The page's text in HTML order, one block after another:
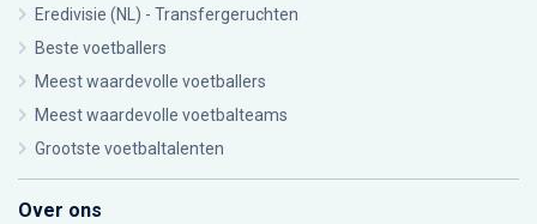
Eredivisie (NL) - Transfergeruchten
Beste voetballers
Meest waardevolle voetballers
Meest waardevolle voetbalteams
Grootste voetbaltalenten
Over ons